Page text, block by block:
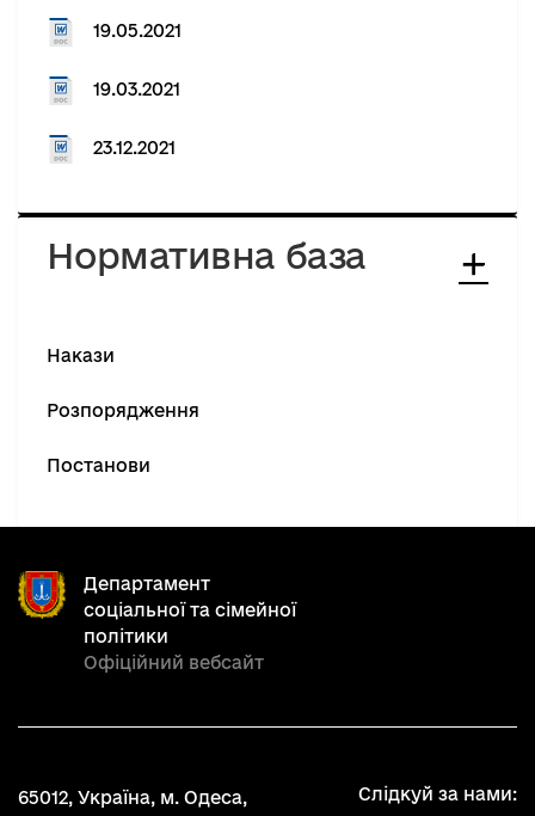
19.05.2021
19.03.2021
23.12.2021
Нормативна база
Накази
Розпорядження
Постанови
Департамент
соціальної та сімейної
політики
Офіційний вебсайт
65012, Україна, м. Одеса,
Слідкуй за нами: